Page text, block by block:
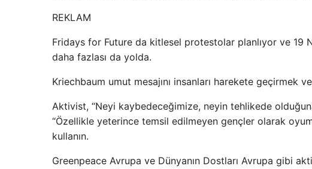
REKLAM
Fridays for Future da kitlesel protestolar planlıyor ve 19
daha fazlası da yolda.
Kriechbaum umut mesajını insanları harekete geçirmek
Aktivist, “Neyi kaybedeceğimize, neyin tehlikede
“Özellikle yeterince temsil edilmeyen gençler olarak
kullanın.
Greenpeace Avrupa ve Dünyanın Dostları Avrupa gibi